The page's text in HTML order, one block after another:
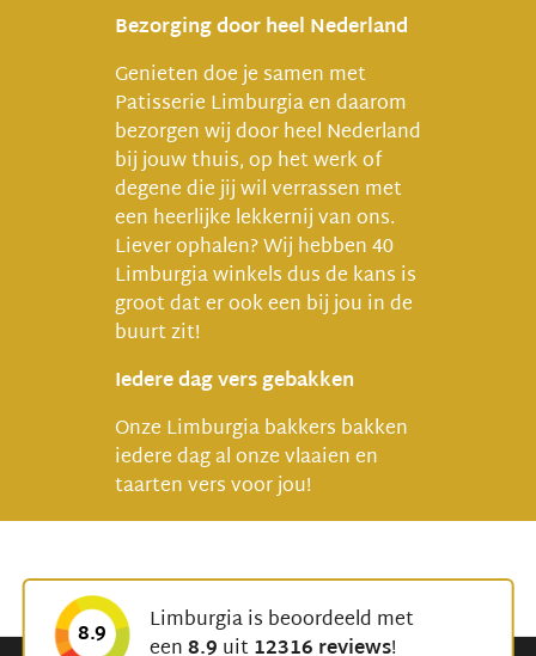
Bezorging door heel Nederland
Genieten doe je samen met
Patisserie Limburgia en daarom
bezorgen wij door heel Nederland
bij jouw thuis, op het werk of
degene die jij wil verrassen met
een heerlijke lekkernij van ons.
Liever ophalen? Wij hebben 40
Limburgia winkels dus de kans is
groot dat er ook een bij jou in de
buurt zit!
Iedere dag vers gebakken
Onze Limburgia bakkers bakken
iedere dag al onze vlaaien en
taarten vers voor jou!
8.9
Limburgia is beoordeeld met